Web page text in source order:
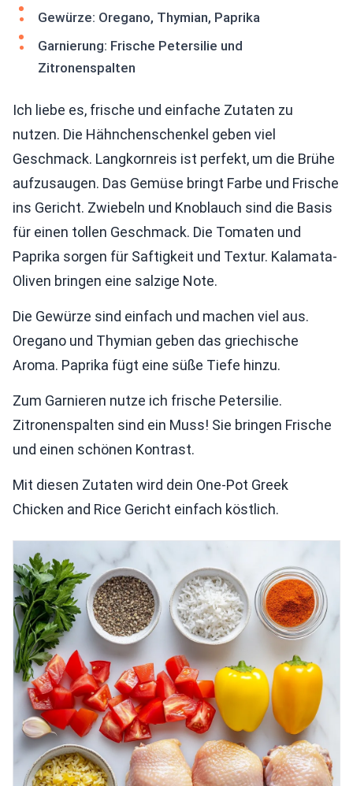
Gewürze: Oregano, Thymian, Paprika
Garnierung: Frische Petersilie und
Zitronenspalten
Ich liebe es, frische und einfache Zutaten zu
nutzen. Die Hähnchenschenkel geben viel
Geschmack. Langkornreis ist perfekt, um die Brühe
aufzusaugen. Das Gemüse bringt Farbe und Frische
ins Gericht. Zwiebeln und Knoblauch sind die Basis
für einen tollen Geschmack. Die Tomaten und
Paprika sorgen für Saftigkeit und Textur. Kalamata-
Oliven bringen eine salzige Note.
Die Gewürze sind einfach und machen viel aus.
Oregano und Thymian geben das griechische
Aroma. Paprika fügt eine süße Tiefe hinzu.
Zum Garnieren nutze ich frische Petersilie.
Zitronenspalten sind ein Muss! Sie bringen Frische
und einen schönen Kontrast.
Mit diesen Zutaten wird dein One-Pot Greek
Chicken and Rice Gericht einfach köstlich.